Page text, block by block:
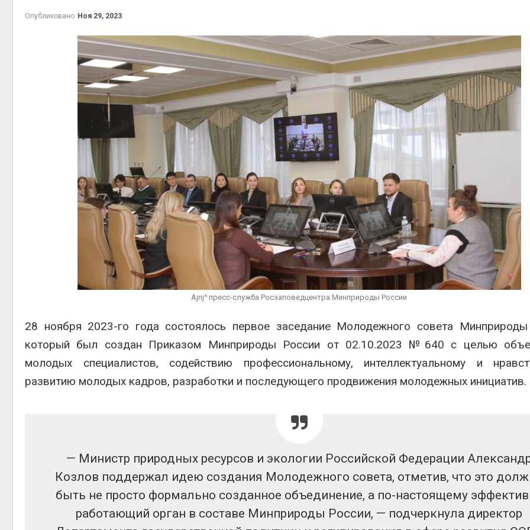
Опубликовано Ноя 29, 2023
Ajnj^ пресс-служба Росзаповедцентра Минприроды России
28 ноября 2023-го года состоялось первое заседание Молодежного совета Минприроды
который был создан Приказом Минприроды России от 02.10.2023 №640 с целью
молодых специалистов, содействию профессиональному, интеллектуальному и
развитию молодых кадров, разработки и последующего продвижения молодежных инициатив.
— Министр природных ресурсов и экологии Российской Федерации
Козлов поддержал идею создания Молодежного совета, отметив, что это
быть не просто формально созданное объединение, а по-настоящему
работающий орган в составе Минприроды России, — подчеркнула директор
больше лесной
биомассы из-за засух,
вредителей и рубок
Авг 6, 2026
В горах Карачаево-
Черкесии выявили новые
места произрастания
краснокнижных растений
Авг 6, 2026
Учёные научили салат
производить «животный»
белок для растительного
мяса
Авг 6, 2026
Засуха в Индонезии
увеличила производство
соли почти в 20 раз
Авг 6, 2026
В пяти странах Амазонии
против экологических
Авг 6, 2026
Геосинтетика на
полигоне: как меняется
инфраструктура
обращения с отходами
Авг 7, 2026
Американские экологи
предупредили о
масштабном загрязнении
из-за противопожарной
Авг 7, 2026
Названы ведущие
экологические НКО
России по итогам 2025
года
Авг 7, 2026
Тайфун, засуха и пожары:
сразу несколько
регионов столкнулись с
экстремальными
природными явлениями
каналами позволяют
вырабатывать энергию и
экономить воду
объектов и
контейнерных площадок
Авг 7, 2026
Панамский
ограничивает
судов из-за
пресной воды
тыс. человек
Авг 6, 2026
МЕГА и
установили
вторсырья
Авг 6, 2026
из воздуха
Авг 6, 2026